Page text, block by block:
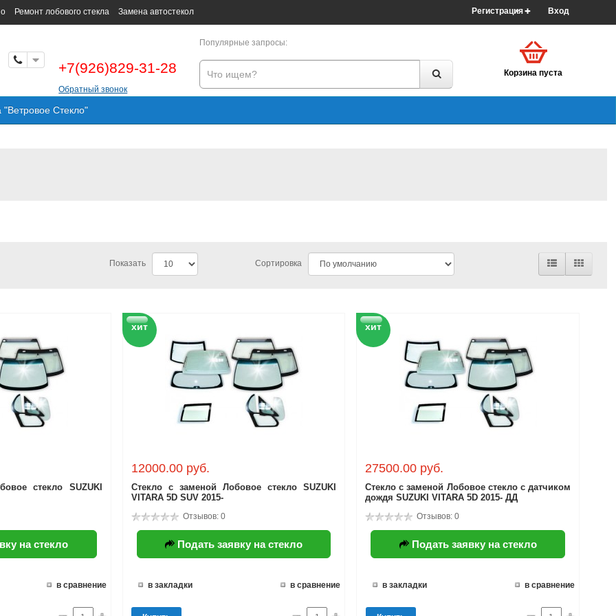
Ремонт лобового стекла Замена автостекол Вход
Регистрация
Корзина пуста
Популярные запросы:
+7(926)829-31-28
Обратный звонок
"Ветровое Стекло"
Сортировка
Показать
стекло SUZUKI
на стекло
в сравнение
хит
12000.00 руб.
Стекло с заменой Лобовое стекло SUZUKI
VITARA 5D SUV 2015-
Отзывов: 0
Подать заявку на стекло
в закладки в сравнение
хит
27500.00 руб.
Стекло с заменой Лобовое стекло с датчиком
дождя SUZUKI VITARA 5D 2015- ДД
Отзывов: 0
Подать заявку на стекло
в закладки в сравнение